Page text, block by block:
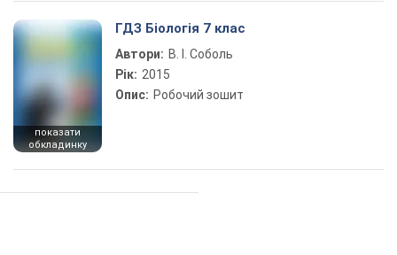
показати
обкладинку
ГДЗ Біологія 7 клас
Автори: В. І. Соболь
Рік: 2015
Опис: Робочий зошит